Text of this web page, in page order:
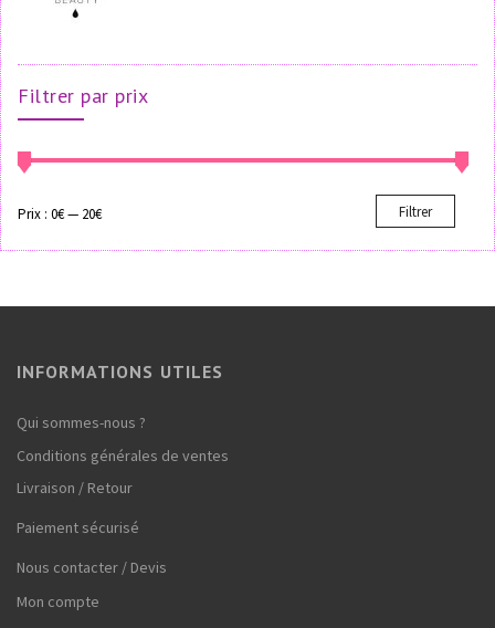
Filtrer par prix
Filtrer
Prix : 0€— 20€
INFORMATIONS UTILES
Qui sommes-nous ?
Conditions générales de ventes
Livraison / Retour
Paiement sécurisé
Nous contacter / Devis
Mon compte